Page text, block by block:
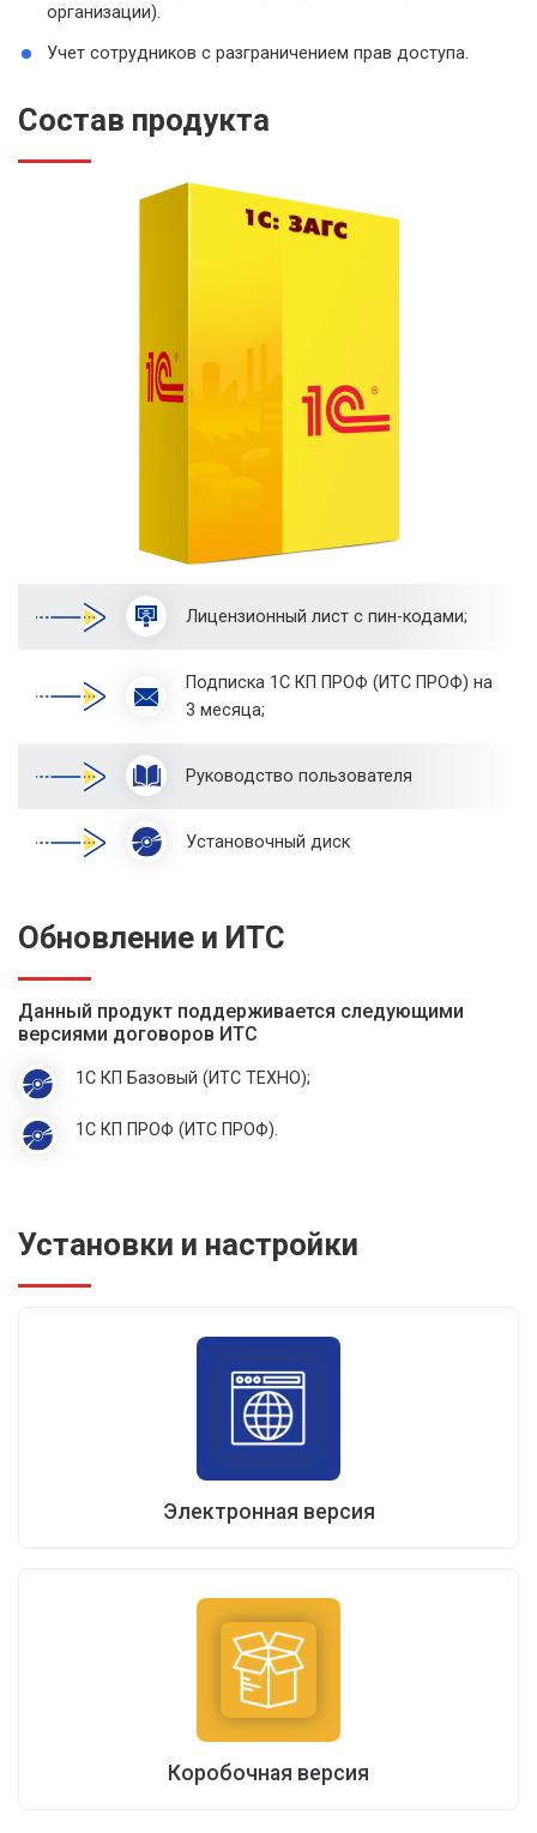
организации).
Учет сотрудников с разграничением прав доступа.
Состав продукта
Лицензионный лист с пин-кодами;
Подписка 1С КП ПРОФ (ИТС ПРОФ) на
3 месяца;
Руководство пользователя
Установочный диск
Обновление и ИТС
Данный продукт поддерживается следующими
версиями договоров ИТС
1С КП Базовый (ИТС ТЕХНО);
1С КП ПРОФ (ИТС ПРОФ).
Установки и настройки
Электронная версия
Коробочная версия